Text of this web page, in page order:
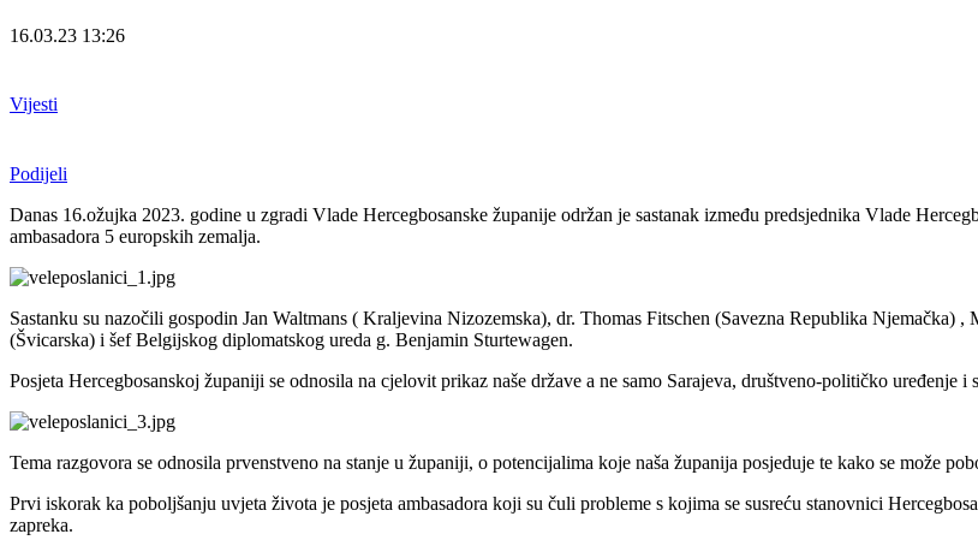
16.03.23 13:26
Vijesti
Podijeli
Danas 16.ožujka 2023. godine u zgradi Vlade Hercegbosanske županije održan je sastanak između predsjednika Vlade
ambasadora 5 europskih zemalja.
Sastanku su nazočili gospodin Jan Waltmans ( Kraljevina Nizozemska), dr. Thomas Fitschen (Savezna Republika Njemačka)
(Švicarska) i šef Belgijskog diplomatskog ureda g. Benjamin Sturtewagen.
Posjeta Hercegbosanskoj županiji se odnosila na cjelovit prikaz naše države a ne samo Sarajeva, društveno-političko
Tema razgovora se odnosila prvenstveno na stanje u županiji, o potencijalima koje naša županija posjeduje te kako se može
Prvi iskorak ka poboljšanju uvjeta života je posjeta ambasadora koji su čuli probleme s kojima se susreću stanovnici
zapreka.